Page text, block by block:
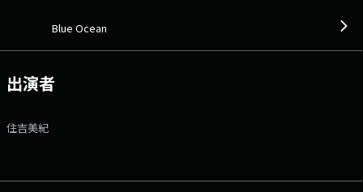
】 --- ▽09:45〜 【 Blue Ocean 銀座美人 】 アナタの毎日に役立つ
情報を銀座発信でお届けします ▽09:55〜 【 TOKYO FM NEWS 】 --
- ▽10:00〜 【 沢井製薬 presents Blue Ocean オトナのなんでも相談
】 --- 番組Webサイト：https://www.tfm.co.jp/bo/ メッセージフォ
Blue Ocean
出演者
住吉美紀